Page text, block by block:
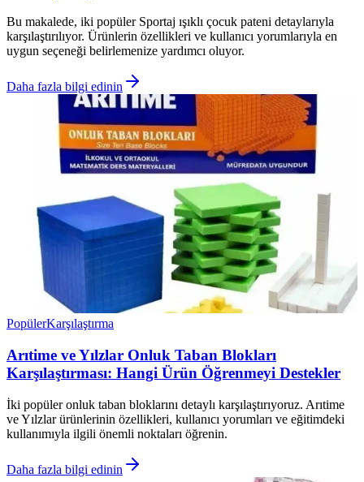
Bu makalede, iki popüler Sportaj ışıklı çocuk pateni detaylarıyla
karşılaştırılıyor. Ürünlerin özellikleri ve kullanıcı yorumlarıyla en
uygun seçeneği belirlemenize yardımcı oluyor.
Daha fazla bilgi edinin
PopülerKarşılaştırma
Arıtime ve Yılzlar Onluk Taban Blokları
Karşılaştırması: Hangi Ürün Öğrenmeyi Destekler
İki popüler onluk taban bloklarını detaylı karşılaştırıyoruz. Arıtime
ve Yılzlar ürünlerinin özellikleri, kullanıcı yorumları ve eğitimdeki
kullanımıyla ilgili önemli noktaları öğrenin.
Daha fazla bilgi edinin